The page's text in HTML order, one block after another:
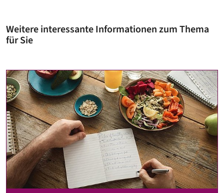
Weitere interessante Informationen zum Thema
für Sie